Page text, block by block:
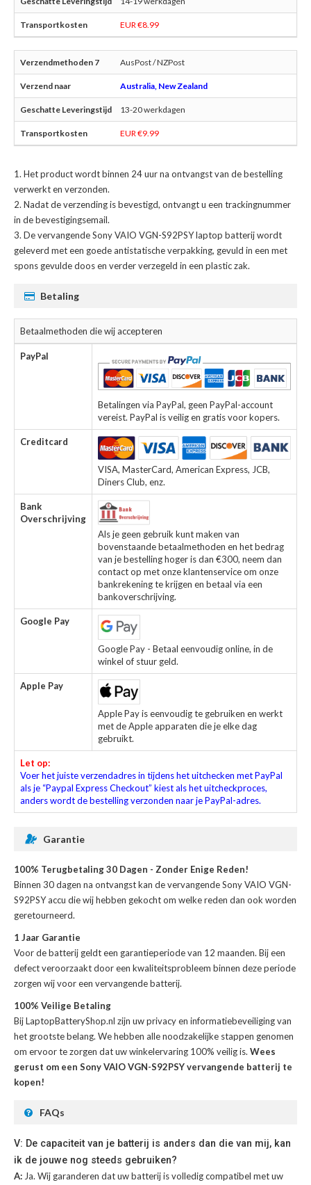
EUR €8.99
AusPost / NZPost
Australia, New Zealand
13-20 werkdagen
EUR €9.99
Het product wordt binnen 24 uur na ontvangst van de bestelling
verwerkt en verzonden.
Nadat de verzending is bevestigd, ontvangt u een trackingnummer
in de bevestigingsemail.
Devervangende Sony VAIO VGN-S92PSY laptop batterijwordt
geleverd met een goede antistatische verpakking, gevuld in een met
spons gevulde doos en verder verzegeld in een plastic zak.
Betaling
Betaalmethoden die wij accepteren
PayPal
Betalingen via PayPal, geen PayPal-account
vereist. PayPal is veilig en gratis voor kopers.
Creditcard
VISA, MasterCard, American Express, JCB,
Diners Club, enz.
Bank
Overschrijving
Als je geen gebruik kunt maken van
bovenstaande betaalmethoden en het bedrag
van je bestelling hoger is dan €300, neem dan
contact op met onze klantenservice om onze
bankrekening te krijgen en betaal via een
bankoverschrijving.
Google Pay
Google Pay - Betaal eenvoudig online, in de
winkel of stuur geld.
Apple Pay
Apple Pay is eenvoudig te gebruiken en werkt
met de Apple apparaten die je elke dag
gebruikt.
Let op:
Voer het juiste verzendadres in tijdens het uitchecken met PayPal
als je “Paypal Express Checkout” kiest als het uitcheckproces,
anders wordt de bestelling verzonden naar je PayPal-adres.
Garantie
100% Terugbetaling 30 Dagen - Zonder Enige Reden!
Binnen 30 dagen na ontvangst kan devervangende Sony VAIO VGN-
S92PSY accu die wij hebben gekocht om welke reden dan ook worden
geretourneerd.
1 Jaar Garantie
Voor debatterij geldt een garantieperiode van 12 maanden. Bij een
defect veroorzaakt door een kwaliteitsprobleem binnen deze periode
zorgen wij voor een vervangende batterij.
100% Veilige Betaling
Bij LaptopBatteryShop.nl zijn uw privacy en informatiebeveiliging van
het grootste belang. We hebben alle noodzakelijke stappen genomen
om ervoor te zorgen dat uw winkelervaring 100% veilig is. Wees
gerust om een Sony VAIO VGN-S92PSY vervangende batterij te
kopen!
FAQs
V: De capaciteit van je batterij is anders dan die van mij, kan
ik de jouwe nog steeds gebruiken?
A: Ja. Wij garanderen dat uw batterij is volledig compatibel met uw